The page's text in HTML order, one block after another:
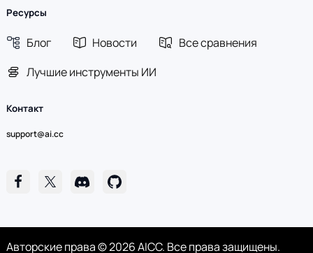
Ресурсы
Блог Новости
Все сравнения
Лучшие инструменты ИИ
Контакт
support@ai.cc
Авторские права © 2026 AICC. Все права защищены.